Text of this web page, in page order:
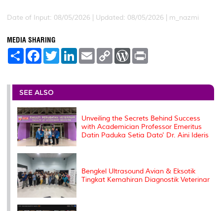
Date of Input: 08/05/2026 | Updated: 08/05/2026 | m_nazmi
MEDIA SHARING
S
e
F
a
b
o
o
k
T
w
t
r
L
e
I
E
m
l
C
L
n
W
P
e
t
SEE ALSO
Unveiling the Secrets Behind Success
with Academician Professor Emeritus
Datin Paduka Setia Dato' Dr. Aini Ideris
Bengkel Ultrasound Avian & Eksotik
Tingkat Kemahiran Diagnostik Veterinar